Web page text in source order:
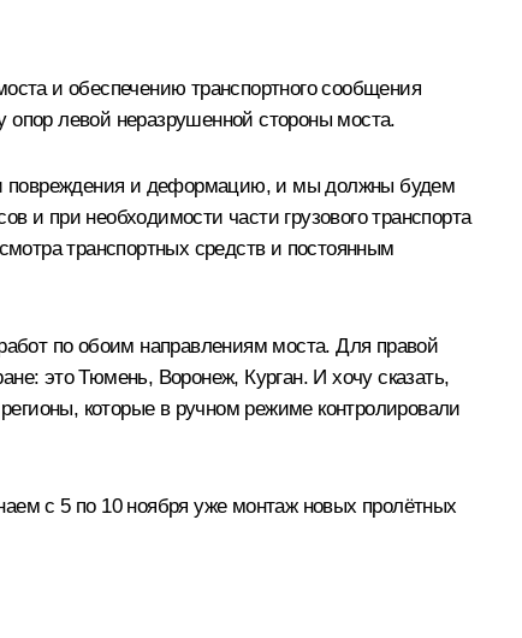
и обеспечению транспортного сообщения
левой неразрушенной стороны моста.
повреждения и деформацию, и мы должны будем
и при необходимости части грузового транспорта
транспортных средств и постоянным
по обоим направлениям моста. Для правой
это Тюмень, Воронеж, Курган. И хочу сказать,
которые в ручном режиме контролировали
с 5 по 10 ноября уже монтаж новых пролётных